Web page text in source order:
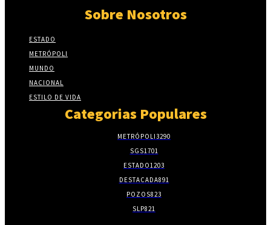
Sobre Nosotros
ESTADO
METRÓPOLI
MUNDO
NACIONAL
ESTILO DE VIDA
Categorias Populares
METRÓPOLI3290
SGS1701
ESTADO1203
DESTACADA891
POZOS823
SLP821